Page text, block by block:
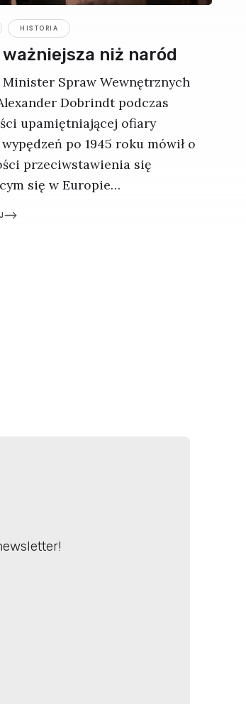
HISTORIA
ważniejsza niż naród
Minister Spraw Wewnętrznych
Dobrindt podczas
upamiętniającej ofiary
po 1945 roku mówił o
przeciwstawienia się
się w Europie